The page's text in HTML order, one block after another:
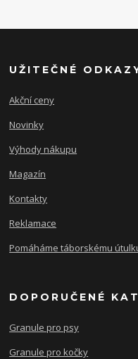
UŽITEČNÉ
Akční ceny
Novinky
Výhody nákupu
Magazín
Kontakty
Reklamace
Pomáháme táborskému
DOPORUČENÉ
Granule pro psy
Granule pro kočky